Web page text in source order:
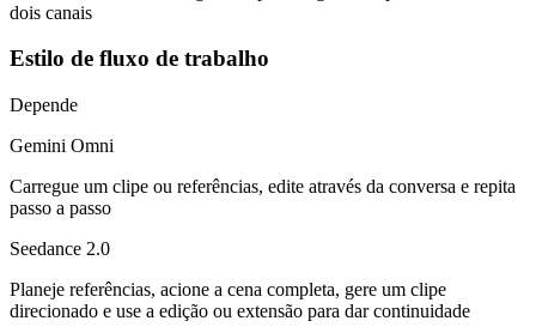
dois canais
Estilo de fluxo de trabalho
Depende
Gemini Omni
Carregue um clipe ou referências, edite através da conversa e repita
passo a passo
Seedance 2.0
Planeje referências, acione a cena completa, gere um clipe
direcionado e use a edição ou extensão para dar continuidade